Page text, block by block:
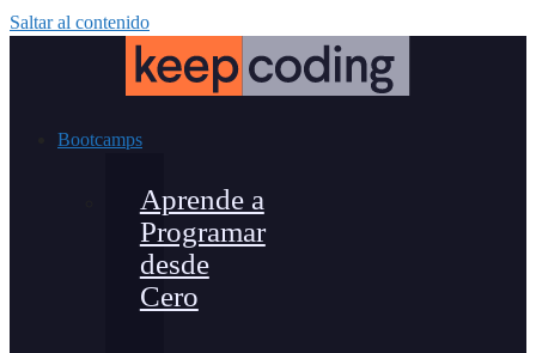
Saltar al contenido
Bootcamps
Aprende a
Programar
desde
Cero